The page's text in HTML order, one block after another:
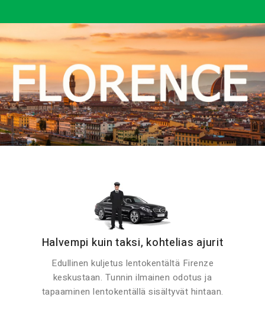
Halvempi kuin taksi, kohtelias ajurit
Edullinen kuljetus lentokentältä Firenze
keskustaan. Tunnin ilmainen odotus ja
tapaaminen lentokentällä sisältyvät hintaan.